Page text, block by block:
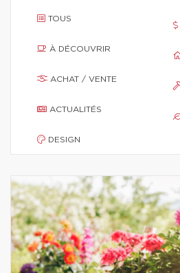
TOUS
À DÉCOUVRIR
ACHAT / VENTE
ACTUALITÉS
DESIGN